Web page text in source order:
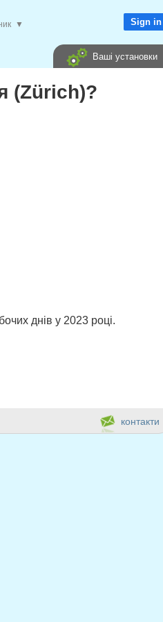
▼ Sign in
Ваші установки
контакти
(Zürich)?
днів у 2023 році.